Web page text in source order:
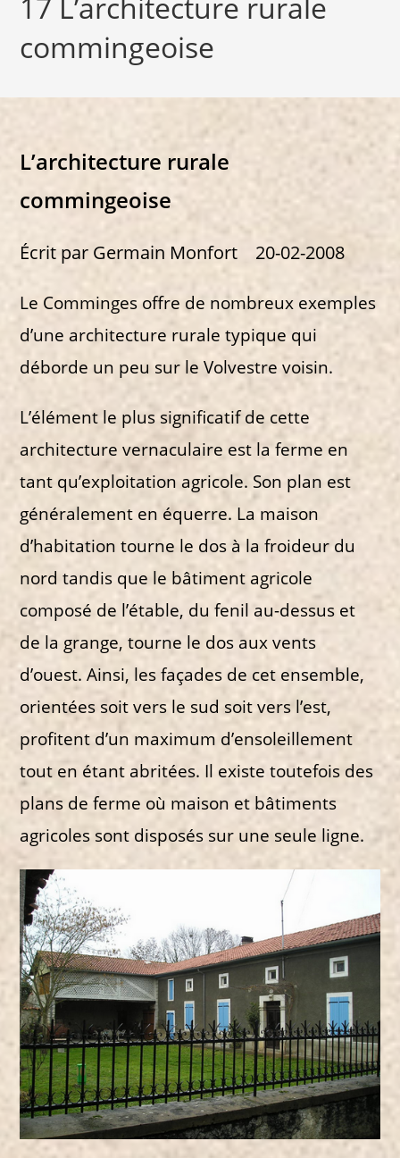
commingeoise
L’architecture rurale
commingeoise
Écrit par Germain Monfort 20-02-2008
Le Comminges offre de nombreux exemples
d’une architecture rurale typique qui
déborde un peu sur le Volvestre voisin.
L’élément le plus significatif de cette
architecture vernaculaire est la ferme en
tant qu’exploitation agricole. Son plan est
généralement en équerre. La maison
d’habitation tourne le dos à la froideur du
nord tandis que le bâtiment agricole
composé de l’étable, du fenil au-dessus et
de la grange, tourne le dos aux vents
d’ouest. Ainsi, les façades de cet ensemble,
orientées soit vers le sud soit vers l’est,
profitent d’un maximum d’ensoleillement
tout en étant abritées. Il existe toutefois des
plans de ferme où maison et bâtiments
agricoles sont disposés sur une seule ligne.